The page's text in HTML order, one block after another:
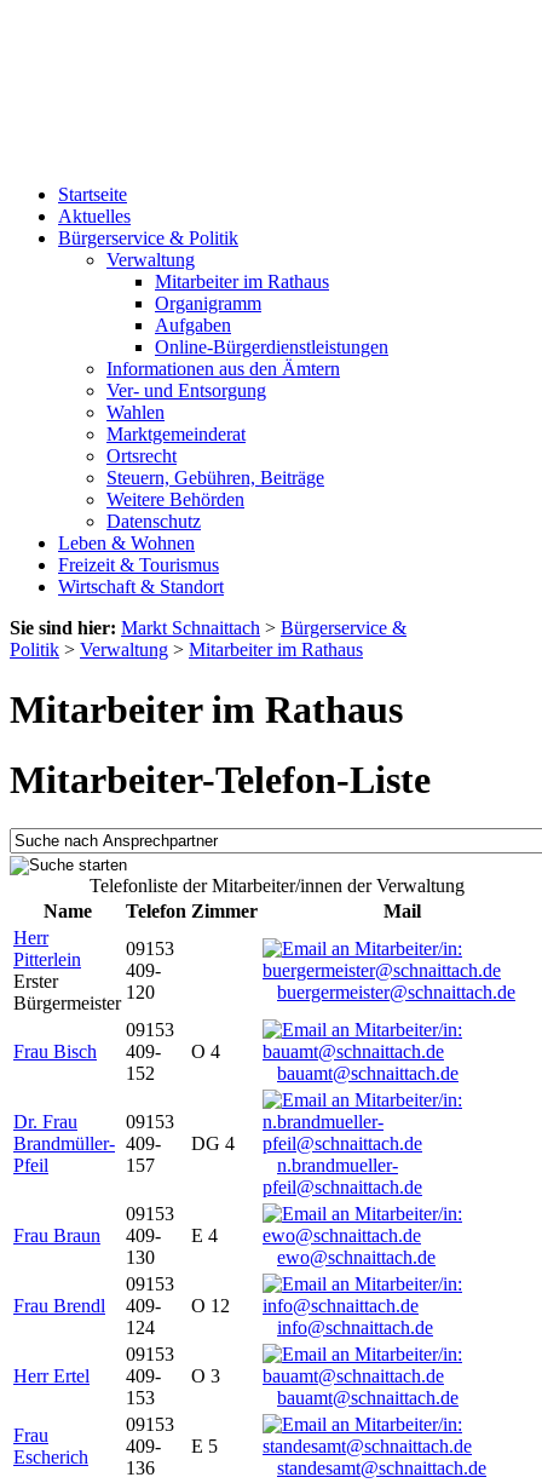
Startseite
Aktuelles
Bürgerservice & Politik
Verwaltung
Mitarbeiter im Rathaus
Organigramm
Aufgaben
Online-Bürgerdienstleistungen
Informationen aus den Ämtern
Ver- und Entsorgung
Wahlen
Marktgemeinderat
Ortsrecht
Steuern, Gebühren, Beiträge
Weitere Behörden
Datenschutz
Leben & Wohnen
Freizeit & Tourismus
Wirtschaft & Standort
Sie sind hier: Markt Schnaittach > Bürgerservice &
Politik > Verwaltung > Mitarbeiter im Rathaus
Mitarbeiter im Rathaus
Mitarbeiter-Telefon-Liste
Telefonliste der Mitarbeiter/innen der Verwaltung
Name
Telefon Zimmer
Mail
Herr
Pitterlein
Erster
Bürgermeister
09153
409-
120
buergermeister@schnaittach.de
Frau Bisch
09153
409-
152
O 4
bauamt@schnaittach.de
Dr. Frau
Brandmüller-
Pfeil
09153
409-
157
DG 4
n.brandmueller-
pfeil@schnaittach.de
Frau Braun
09153
409-
130
E 4
ewo@schnaittach.de
Frau Brendl
09153
409-
124
O 12
info@schnaittach.de
Herr Ertel
09153
409-
153
O 3
bauamt@schnaittach.de
Frau
Escherich
09153
409-
136
E 5
standesamt@schnaittach.de